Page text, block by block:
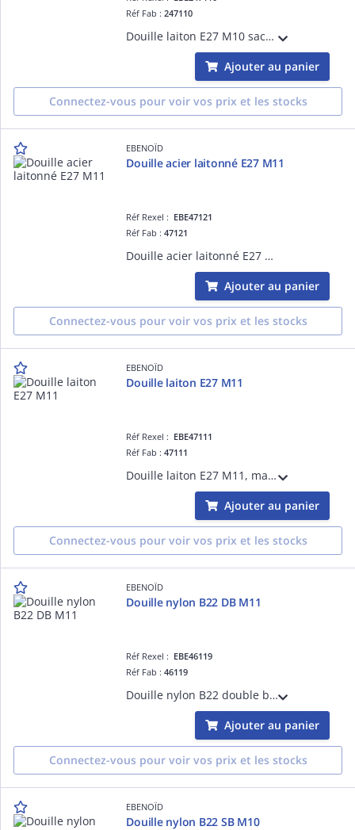
Réf Fab :247110
Douille laiton E27 M10 sachet, filetage de raccord:M10 x 1, matériau:laiton
Ajouter au panier
Connectez-vous pour voir vos prix et les stocks
EBENOÏD
Douille acier laitonné E27 M11
Réf Rexel : EBE47121
Réf Fab :47121
Douille acier laitonné E27 M11
Ajouter au panier
Connectez-vous pour voir vos prix et les stocks
EBENOÏD
Douille laiton E27 M11
Réf Rexel : EBE47111
Réf Fab :47111
Douille laiton E27 M11, matériau:céramique/métal
Ajouter au panier
Connectez-vous pour voir vos prix et les stocks
EBENOÏD
Douille nylon B22 DB M11
Réf Rexel : EBE46119
Réf Fab :46119
Douille nylon B22 double bague raccord M11 blanc
Ajouter au panier
Connectez-vous pour voir vos prix et les stocks
EBENOÏD
Douille nylon B22 SB M10